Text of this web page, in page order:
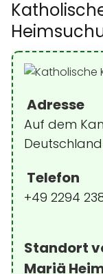
Adresse
Auf dem
Deutschland
Telefon
+49 2294
Standort
Mariä